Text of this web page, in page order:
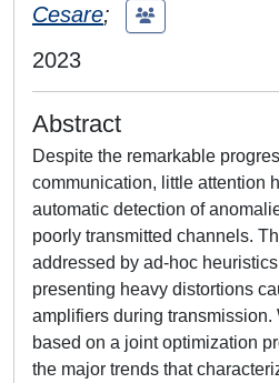
Cesare;
2023
Abstract
Despite the remarkable
communication, little attention
automatic detection of
poorly transmitted channels.
addressed by ad-hoc
presenting heavy distortions
amplifiers during transmission.
based on a joint optimization
the major trends that